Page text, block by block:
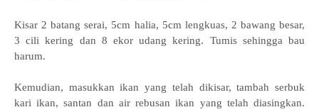
Kisar 2 batang serai, 5cm halia, 5cm lengkuas, 2 bawang besar,
3 cili kering dan 8 ekor udang kering. Tumis sehingga bau
harum.
Kemudian, masukkan ikan yang telah dikisar, tambah serbuk
kari ikan, santan dan air rebusan ikan yang telah diasingkan.